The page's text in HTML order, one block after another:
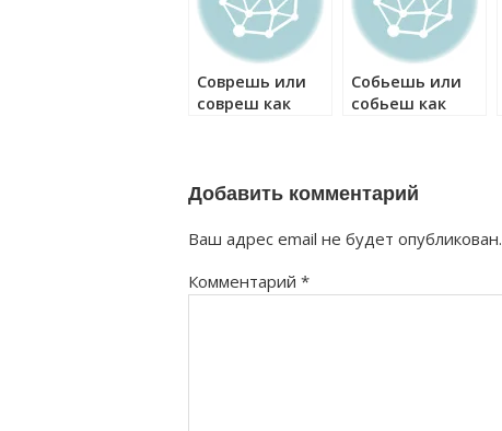
Соврешь или
совреш как
Собьешь или
собьеш как
Добавить комментарий
Ваш адрес email не будет опубликован.
Комментарий *